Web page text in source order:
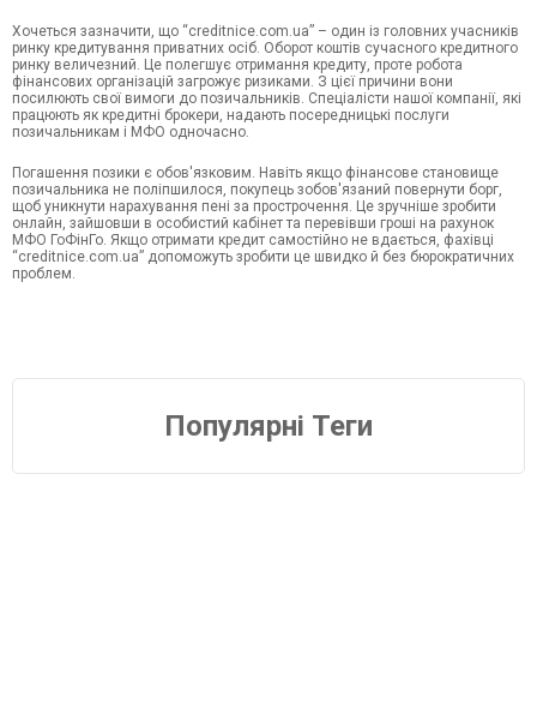
Хочеться зазначити, що “creditnice.com.ua” – один із головних учасників
ринку кредитування приватних осіб. Оборот коштів сучасного кредитного
ринку величезний. Це полегшує отримання кредиту, проте робота
фінансових організацій загрожує ризиками. З цієї причини вони
посилюють свої вимоги до позичальників. Спеціалісти нашої компанії, які
працюють як кредитні брокери, надають посередницькі послуги
позичальникам і МФО одночасно.
Погашення позики є обов'язковим. Навіть якщо фінансове становище
позичальника не поліпшилося, покупець зобов'язаний повернути борг,
щоб уникнути нарахування пені за прострочення. Це зручніше зробити
онлайн, зайшовши в особистий кабінет та перевівши гроші на рахунок
МФО ГоФінГо. Якщо отримати кредит самостійно не вдається, фахівці
“creditnice.com.ua” допоможуть зробити це швидко й без бюрократичних
проблем.
Популярні Теги